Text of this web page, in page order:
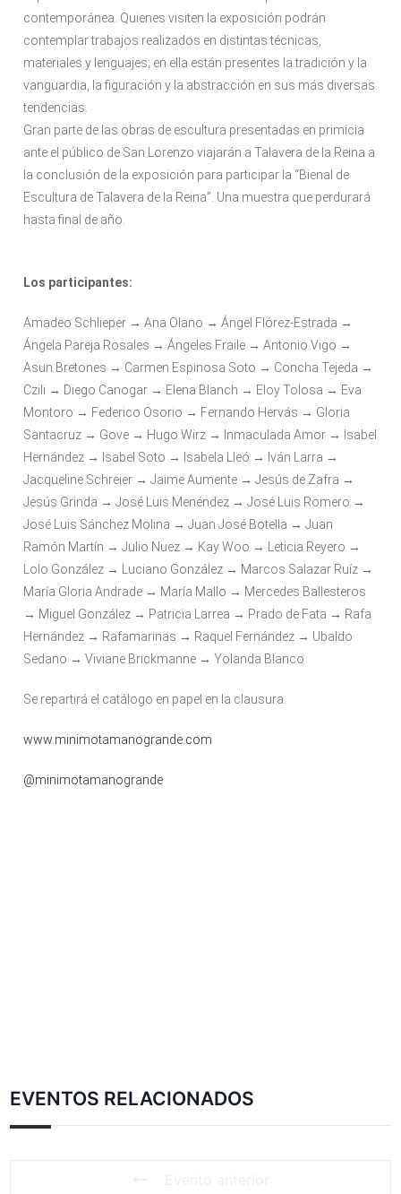
contemporánea. Quienes visiten la exposición podrán
contemplar trabajos realizados en distintas técnicas,
materiales y lenguajes; en ella están presentes la tradición y la
vanguardia, la figuración y la abstracción en sus más diversas
tendencias.
Gran parte de las obras de escultura presentadas en primicia
ante el público de San Lorenzo viajarán a Talavera de la Reina a
la conclusión de la exposición para participar la “Bienal de
Escultura de Talavera de la Reina”. Una muestra que perdurará
hasta final de año.
Los participantes:
Amadeo Schlieper → Ana Olano → Ángel Flórez-Estrada →
Ángela Pareja Rosales → Ángeles Fraile → Antonio Vigo →
Asun Bretones → Carmen Espinosa Soto → Concha Tejeda →
Czili → Diego Canogar → Elena Blanch → Eloy Tolosa → Eva
Montoro → Federico Osorio → Fernando Hervás → Gloria
Santacruz → Gove → Hugo Wirz → Inmaculada Amor → Isabel
Hernández → Isabel Soto → Isabela Lleó → Iván Larra →
Jacqueline Schreier → Jaime Aumente → Jesús de Zafra →
Jesús Grinda → José Luis Menéndez → José Luis Romero →
José Luis Sánchez Molina → Juan José Botella → Juan
Ramón Martín → Julio Nuez → Kay Woo → Leticia Reyero →
Lolo González → Luciano González → Marcos Salazar Ruíz →
María Gloria Andrade → María Mallo → Mercedes Ballesteros
→ Miguel González → Patricia Larrea → Prado de Fata → Rafa
Hernández → Rafamarinas → Raquel Fernández → Ubaldo
Sedano → Viviane Brickmanne → Yolanda Blanco
Se repartirá el catálogo en papel en la clausura.
www.minimotamanogrande.com
@minimotamanogrande
EVENTOS RELACIONADOS